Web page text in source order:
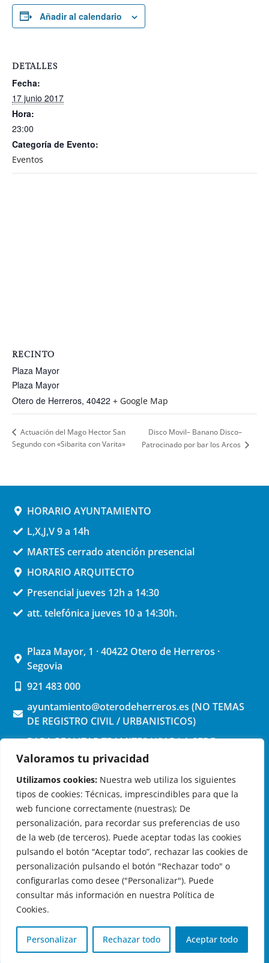
Valoramos tu privacidad
Utilizamos cookies: Nuestra web utiliza los siguientes
tipos de cookies: Técnicas, imprescindibles para que la
web funcione correctamente (nuestras); De
personalización, para recordar sus preferencias de uso
de la web (de terceros). Puede aceptar todas las cookies
pulsando el botón “Aceptar todo”, rechazar las cookies de
personalización pulsando el botón "Rechazar todo" o
configurarlas como desee ("Personalizar"). Puede
consultar más información en nuestra Política de
Cookies.
Personalizar Rechazar todo Aceptar todo
Añadir al calendario
DETALLES
Fecha:
17 junio 2017
Hora:
23:00
Categoría de Evento:
Eventos
RECINTO
Plaza Mayor
Plaza Mayor
Otero de Herreros, 40422 + Google Map
Actuación del Mago Hector San
Segundo con «Sibarita con Varita»
Disco Movil– Banano Disco–
Patrocinado por bar los Arcos
HORARIO AYUNTAMIENTO
L,X,J,V 9 a 14h
MARTES cerrado atención presencial
HORARIO ARQUITECTO
Presencial jueves 12h a 14:30
att. telefónica jueves 10 a 14:30h.
Plaza Mayor, 1 · 40422 Otero de Herreros ·
Segovia
921 483 000
ayuntamiento@oterodeherreros.es (NO TEMAS
DE REGISTRO CIVIL / URBANISTICOS)
PARA REALIZAR TRAMITES USAR LA SEDE
ELECTRONICA (pinchar aquí)
OTERO DE HERREROS EN LAS REDES
© 2026 Ayuntamiento de Otero de Herreros
Aviso Legal|Política de Privacidad|Política de Cookies|
Registro de actividades de tratamiento
| Diseño:Globales
Informática